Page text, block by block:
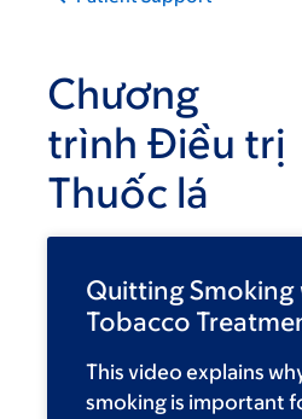
Chương
trình Điều trị
Thuốc lá
Quitting Smoking
Tobacco
This video explains
smoking is important